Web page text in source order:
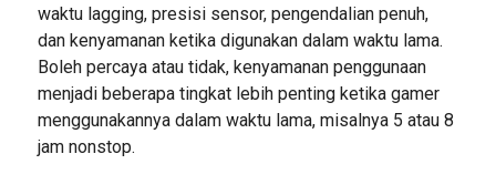
waktu lagging, presisi sensor, pengendalian penuh,
dan kenyamanan ketika digunakan dalam waktu lama.
Boleh percaya atau tidak, kenyamanan penggunaan
menjadi beberapa tingkat lebih penting ketika gamer
menggunakannya dalam waktu lama, misalnya 5 atau 8
jam nonstop.